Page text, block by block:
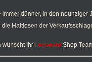
dünner, in den
Haltlosen der
wünscht Ihr Legsware Shop